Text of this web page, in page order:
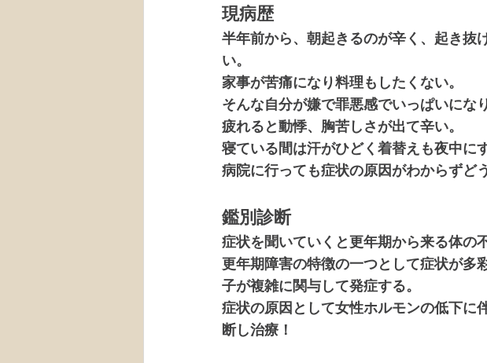
現病歴
半年前から、朝起きるのが辛く、起き抜
い。
家事が苦痛になり料理もしたくない。
そんな自分が嫌で罪悪感でいっぱいにな
疲れると動悸、胸苦しさが出て辛い。
寝ている間は汗がひどく着替えも夜中に
病院に行っても症状の原因がわからずど
鑑別診断
症状を聞いていくと更年期から来る体の
更年期障害の特徴の一つとして症状が多
子が複雑に関与して発症する。
症状の原因として女性ホルモンの低下に
断し治療！